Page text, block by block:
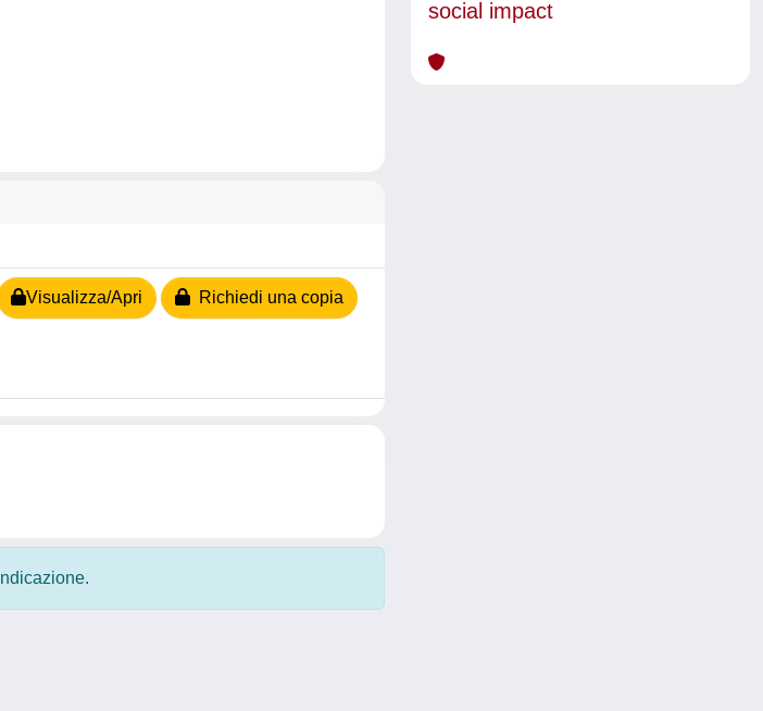
Visualizza/Apri Richiedi una copia
social impact